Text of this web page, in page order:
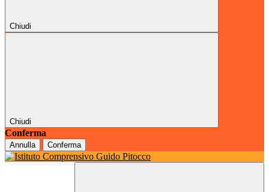
Chiudi
Chiudi
Conferma
Annulla Conferma